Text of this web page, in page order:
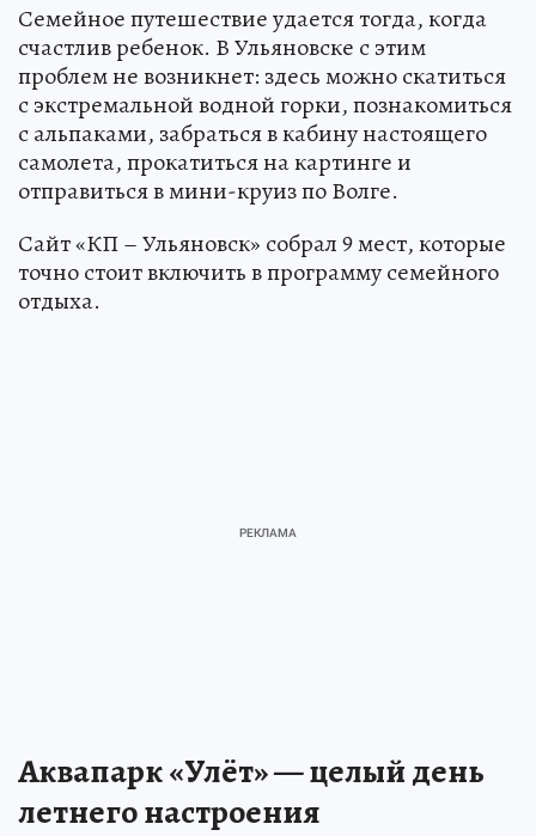
Семейное путешествие удается тогда, когда
счастлив ребенок. В Ульяновске с этим
проблем не возникнет: здесь можно скатиться
с экстремальной водной горки, познакомиться
с альпаками, забраться в кабину настоящего
самолета, прокатиться на картинге и
отправиться в мини-круиз по Волге.
Сайт «КП – Ульяновск» собрал 9 мест, которые
точно стоит включить в программу семейного
отдыха.
Аквапарк «Улёт» — целый день
летнего настроения